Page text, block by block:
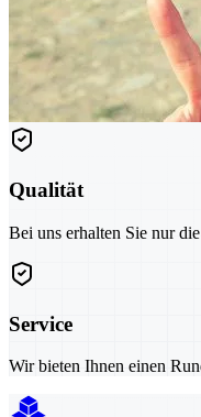
Qualität
Bei uns erhalten Sie nur
Service
Wir bieten Ihnen einen